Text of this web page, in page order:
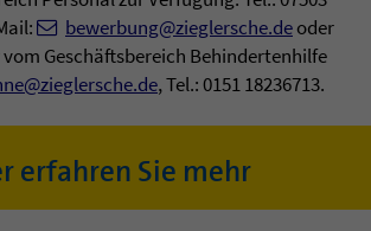
bewerbung@zieglersche.deoder
Geschäftsbereich Behindertenhilfe
, Tel.: 0151 18236713.
erfahren Sie mehr